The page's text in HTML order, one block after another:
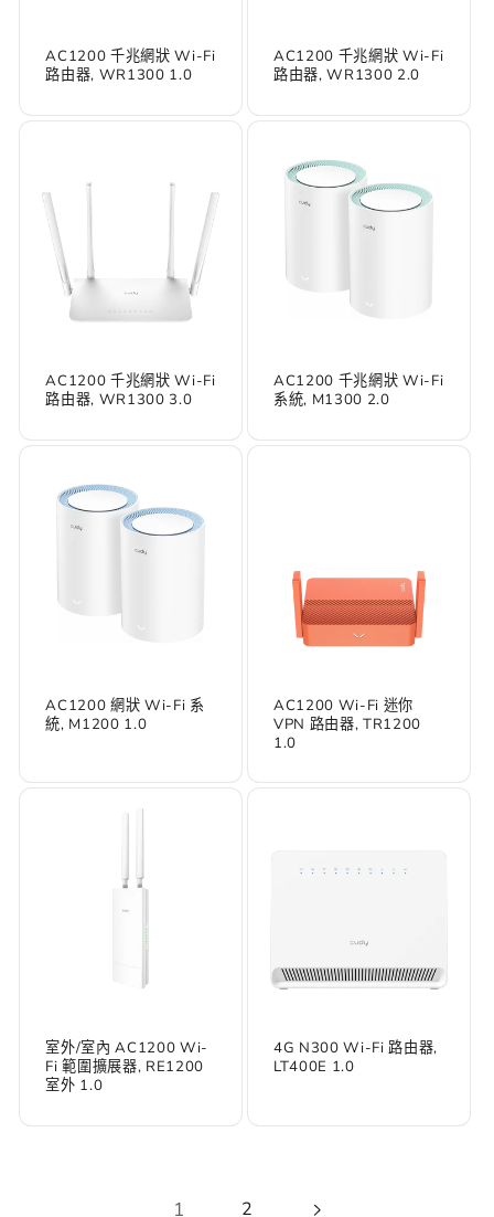
AC1200 千兆網狀 Wi-Fi
路由器, WR1300 1.0
AC1200 千兆網狀 Wi-Fi
路由器, WR1300 2.0
AC1200 千兆網狀 Wi-Fi
路由器, WR1300 3.0
AC1200 千兆網狀 Wi-Fi
系統, M1300 2.0
AC1200 網狀 Wi-Fi 系
統, M1200 1.0
AC1200 Wi-Fi 迷你
VPN 路由器, TR1200
1.0
室外/室內 AC1200 Wi-
Fi 範圍擴展器, RE1200
室外 1.0
4G N300 Wi-Fi 路由器,
LT400E 1.0
1 2